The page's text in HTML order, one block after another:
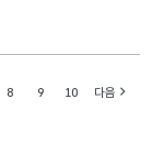
8 9 10
다음